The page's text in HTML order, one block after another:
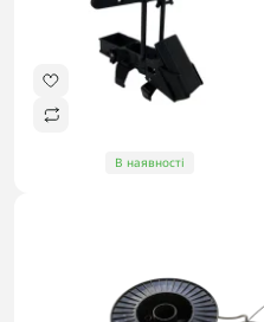
В наявності